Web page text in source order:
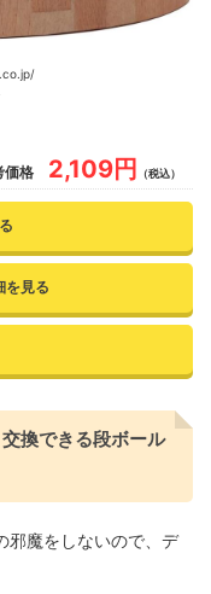
価格 2,109円 （税込）
を見る
換できる段ボール
邪魔をしないので、デ